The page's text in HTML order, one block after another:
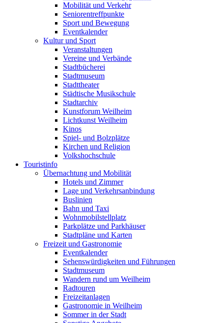
Mobilität und Verkehr
Seniorentreffpunkte
Sport und Bewegung
Eventkalender
Kultur und Sport
Veranstaltungen
Vereine und Verbände
Stadtbücherei
Stadtmuseum
Stadttheater
Städtische Musikschule
Stadtarchiv
Kunstforum Weilheim
Lichtkunst Weilheim
Kinos
Spiel- und Bolzplätze
Kirchen und Religion
Volkshochschule
Touristinfo
Übernachtung und Mobilität
Hotels und Zimmer
Lage und Verkehrsanbindung
Buslinien
Bahn und Taxi
Wohnmobilstellplatz
Parkplätze und Parkhäuser
Stadtpläne und Karten
Freizeit und Gastronomie
Eventkalender
Sehenswürdigkeiten und Führungen
Stadtmuseum
Wandern rund um Weilheim
Radtouren
Freizeitanlagen
Gastronomie in Weilheim
Sommer in der Stadt